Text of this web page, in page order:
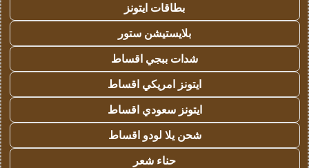
بطاقات ايتونز
بلايستيشن ستور
شدات ببجي اقساط
ايتونز امريكي اقساط
ايتونز سعودي اقساط
شحن يلا لودو اقساط
حناء شعر